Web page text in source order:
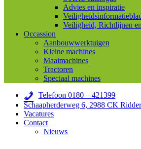
Advies en inspiratie
Veiligheid, Richtlijnen
Occassion
Aanbouwwerktuigen
Kleine machines
Maaimachines
Tractoren
Speciaal machines
Telefoon 0180 – 421399
Schaapherderweg 6, 2988 CK
Vacatures
Contact
Nieuws